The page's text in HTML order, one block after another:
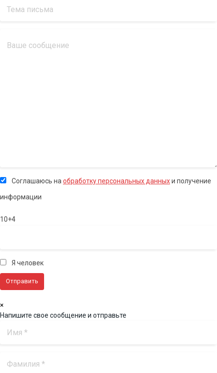
Соглашаюсь на обработку персональных данныхи получение
информации
10+4
Я человек
×
Напишите свое сообщение и отправьте